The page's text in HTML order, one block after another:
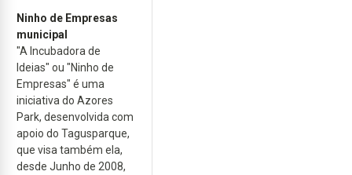
Ninho de Empresas
municipal
"A Incubadora de
Ideias" ou "Ninho de
Empresas" é uma
iniciativa do Azores
Park, desenvolvida com
apoio do Tagusparque,
que visa também ela,
desde Junho de 2008,